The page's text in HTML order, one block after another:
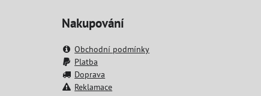
Nakupování
Obchodní podmínky
Platba
Doprava
Reklamace